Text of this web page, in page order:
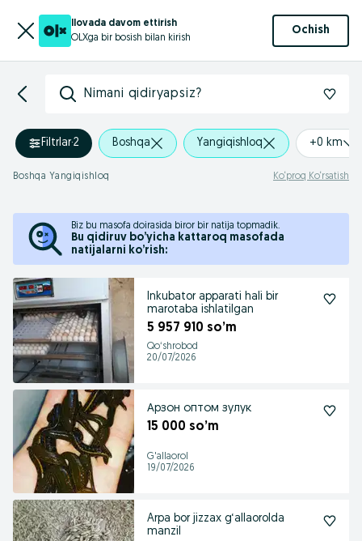
Ilovada davom ettirish
OLXga bir bosish bilan kirish
Ochish
Nimani qidiryapsiz?
Filtrlar·2 Boshqa Yangiqishloq +0 km
Boshqa Yangiqishloq Ko‘proq Ko‘rsatish
Biz bu masofa doirasida biror bir natija topmadik.
Bu qidiruv bo’yicha kattaroq masofada
natijalarni ko’rish:
Inkubator apparati hali bir
marotaba ishlatilgan
5 957 910 so’m
Qoʻshrobod
20/07/2026
Арзон оптом зулук
15 000 so’m
G'allaorol
19/07/2026
Arpa bor jizzax g‘allaorolda
manzil